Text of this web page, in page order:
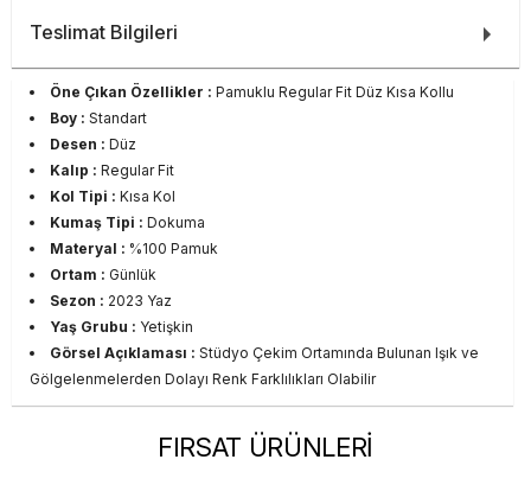
Teslimat Bilgileri
Öne Çıkan Özellikler : Pamuklu Regular Fit Düz Kısa Kollu
Boy : Standart
Desen : Düz
Kalıp : Regular Fit
Kol Tipi : Kısa Kol
Kumaş Tipi : Dokuma
Materyal : %100 Pamuk
Ortam : Günlük
Sezon : 2023 Yaz
Yaş Grubu : Yetişkin
Görsel Açıklaması : Stüdyo Çekim Ortamında Bulunan Işık ve
Gölgelenmelerden Dolayı Renk Farklılıkları Olabilir
FIRSAT ÜRÜNLERİ